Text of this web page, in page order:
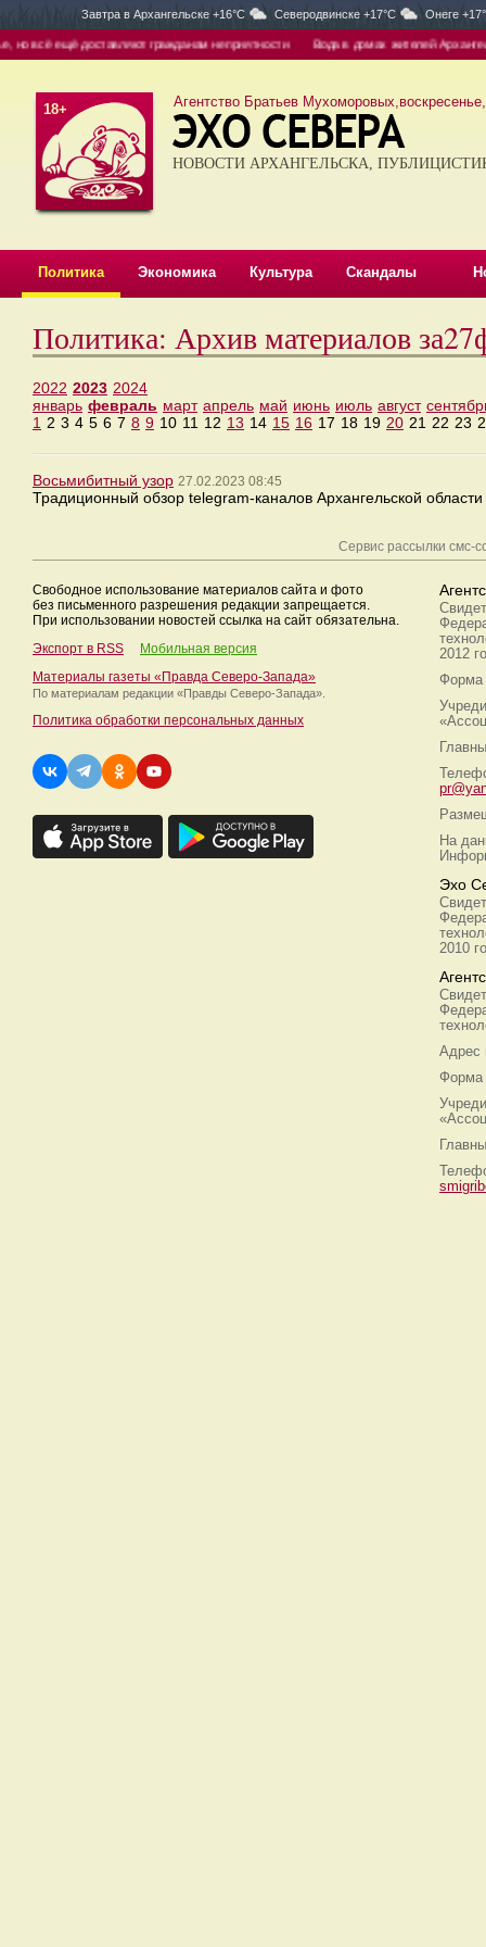
Завтра в Архангельске +16°C Северодвинске +17°C Онеге
всё ещё доставляют гражданам неприятности Вода в домах жителей
18+ Агентство Братьев
НОВОСТИ АРХАНГЕЛЬСКА,
Политика Экономика Культура Скандалы
Политика: Архив материалов
2022 2023 2024
январь февраль март апрель май июнь июль август
1 2 3 4 5 6 7 8 9 10 11 12 13 14 15 16 17 18 19 20 21 22 23
Восьмибитный узор 27.02.2023 08:45
Традиционный обзор telegram-каналов Архангельской
Сервис рассылки смс-
Свободное использование материалов сайта и фото
без письменного разрешения редакции запрещается.
При использовании новостей ссылка на сайт обязательна.
Экспорт в RSS
Мобильная версия
Материалы газеты «Правда Северо-Запада»
По материалам редакции «Правды Северо-Запада».
Политика обработки персональных данных
2012
Форма
На
Эхо
2010
Адрес
Форма